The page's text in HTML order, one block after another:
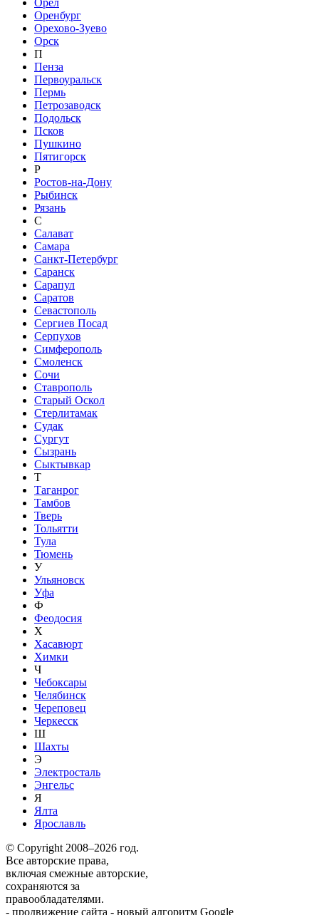
Орел
Оренбург
Орехово-Зуево
Орск
П
Пенза
Первоуральск
Пермь
Петрозаводск
Подольск
Псков
Пушкино
Пятигорск
Р
Ростов-на-Дону
Рыбинск
Рязань
С
Салават
Самара
Санкт-Петербург
Саранск
Сарапул
Саратов
Севастополь
Сергиев Посад
Серпухов
Симферополь
Смоленск
Сочи
Ставрополь
Старый Оскол
Стерлитамак
Судак
Сургут
Сызрань
Сыктывкар
Т
Таганрог
Тамбов
Тверь
Тольятти
Тула
Тюмень
У
Ульяновск
Уфа
Ф
Феодосия
Х
Хасавюрт
Химки
Ч
Чебоксары
Челябинск
Череповец
Черкесск
Ш
Шахты
Э
Электросталь
Энгельс
Я
Ялта
Ярославль
© Copyright 2008–2026 год.
Все авторские права,
включая смежные авторские,
сохраняются за
правообладателями.
- продвижение сайта - новый алгоритм Google